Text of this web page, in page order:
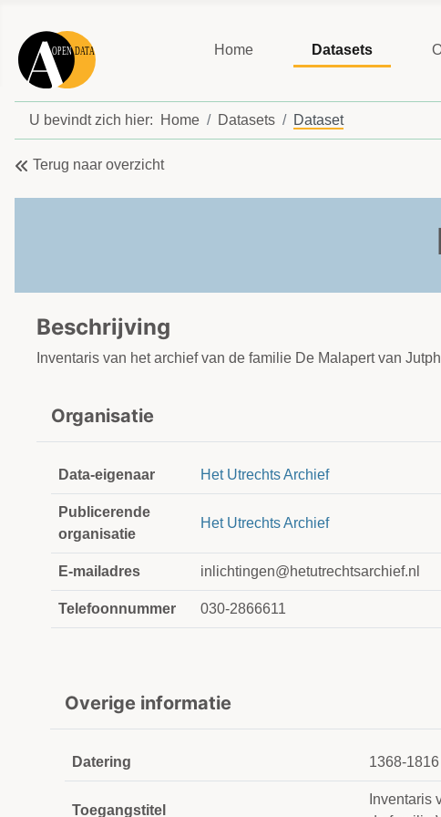
Home Datasets
U bevindt zich hier: Home Datasets Dataset
Terug naar overzicht
Beschrijving
Inventaris van het archief van de familie De Malapert van
Organisatie
Data-eigenaar Het Utrechts Archief
Publicerende
organisatie
Het Utrechts Archief
E-mailadres inlichtingen@hetutrechtsarchief.nl
Telefoonnummer 030-2866611
Overige informatie
Datering 1368-1816
Toegangstitel
Inventaris